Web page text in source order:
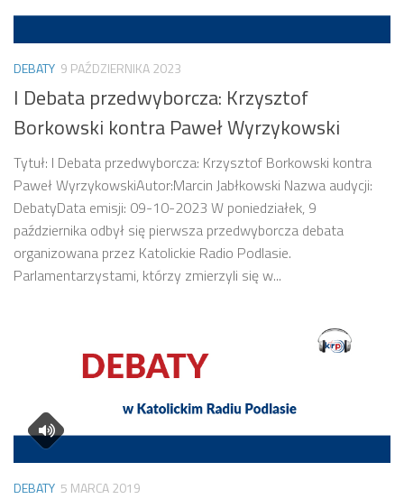
DEBATY 9 PAŹDZIERNIKA 2023
I Debata przedwyborcza: Krzysztof
Borkowski kontra Paweł Wyrzykowski
Tytuł: I Debata przedwyborcza: Krzysztof Borkowski kontra
Paweł WyrzykowskiAutor:Marcin Jabłkowski Nazwa audycji:
DebatyData emisji: 09-10-2023 W poniedziałek, 9
października odbył się pierwsza przedwyborcza debata
organizowana przez Katolickie Radio Podlasie.
Parlamentarzystami, którzy zmierzyli się w...
DEBATY 5 MARCA 2019